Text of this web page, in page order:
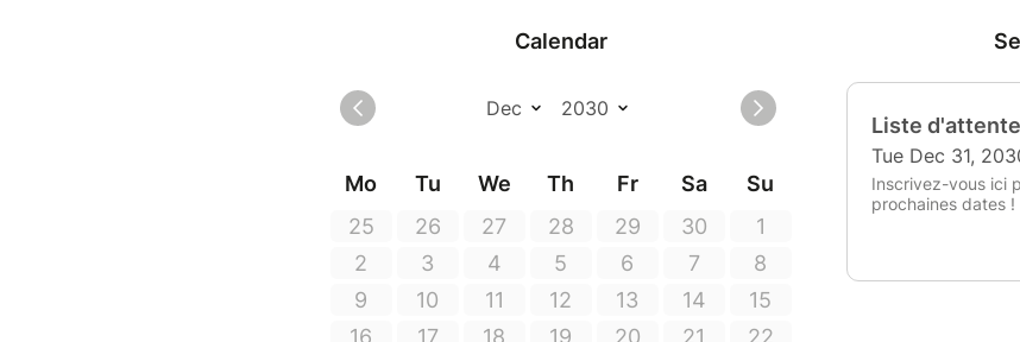
Calendar
Mo Tu We Th Fr Sa
Su
25
26 27 28 29 30
1
2
3 4 5 6 7
8
9
10 11 12 13 14
15
16
17 18 19 20 21
22
Liste d'attente
Tue Dec 31,
Inscrivez-vous ici
prochaines dates !